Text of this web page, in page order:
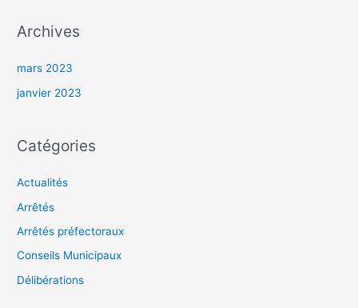
Archives
mars 2023
janvier 2023
Catégories
Actualités
Arrêtés
Arrêtés préfectoraux
Conseils Municipaux
Délibérations